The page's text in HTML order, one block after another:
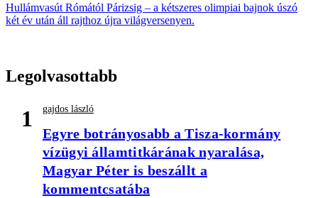
Hullámvasút Rómától Párizsig – a kétszeres olimpiai bajnok úszó
két év után áll rajthoz újra világversenyen.
Legolvasottabb
1 gajdos lászló
Egyre botrányosabb a Tisza-kormány
vízügyi államtitkárának nyaralása,
Magyar Péter is beszállt a
kommentcsatába